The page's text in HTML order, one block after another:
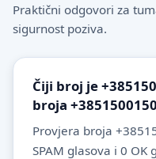
Praktični odgovori za
sigurnost poziva.
Čiji broj je
broja
Provjera broja
SPAM glasova i 0 OK